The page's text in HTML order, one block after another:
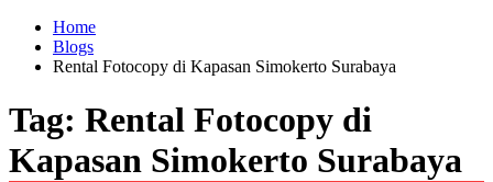
Home
Blogs
Rental Fotocopy di Kapasan Simokerto Surabaya
Tag: Rental Fotocopy di
Kapasan Simokerto Surabaya